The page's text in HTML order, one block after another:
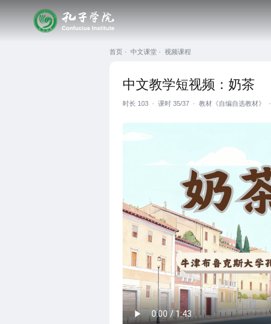
首页 · 中文课堂 · 视频课程
中文教学短视频：奶茶
时长 103 · 课时 35/37 · 教材《自编自选教材》 ·